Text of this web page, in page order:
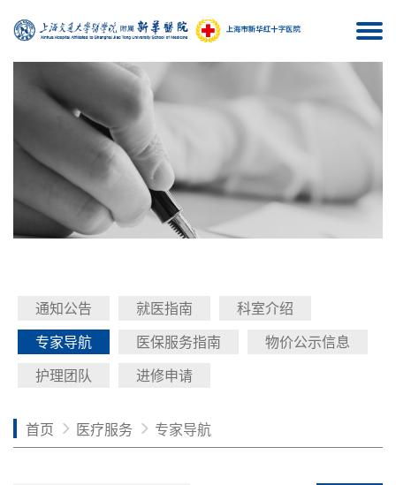
通知公告 就医指南
科室介绍
专家导航
医保服务指南
物价公示信息
护理团队
进修申请
首页 医疗服务 专家导航